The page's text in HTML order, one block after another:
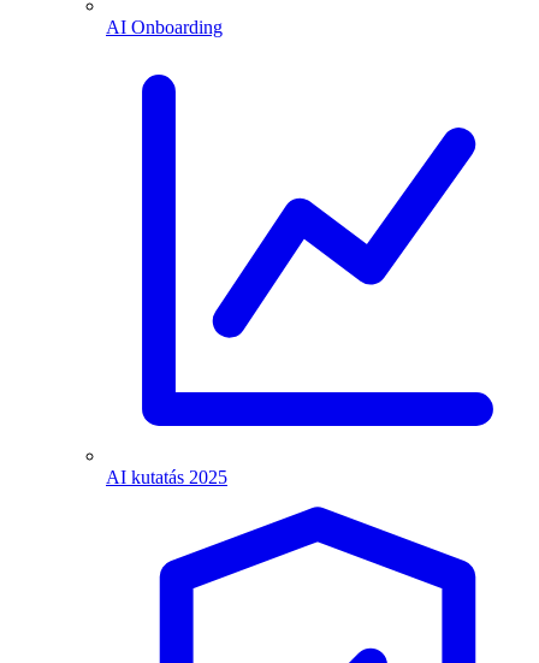
AI Onboarding
AI kutatás 2025